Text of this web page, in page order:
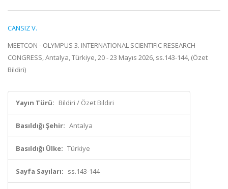
CANSIZ V.
MEETCON - OLYMPUS 3. INTERNATIONAL SCIENTIFIC RESEARCH
CONGRESS, Antalya, Türkiye, 20 - 23 Mayıs 2026, ss.143-144, (Özet
Bildiri)
Yayın Türü: Bildiri / Özet Bildiri
Basıldığı Şehir: Antalya
Basıldığı Ülke: Türkiye
Sayfa Sayıları: ss.143-144